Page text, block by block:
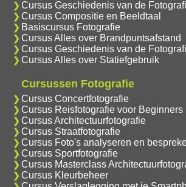
Cursus Geschiedenis van de
Cursus Compositie en Beeldtaal
Basiscursus Fotografie
Cursus Alles over Brandpuntsafstand
Cursus Geschiedenis van de
Cursus Alles over Statiefgebruik
Cursussen Fotografie
Cursus Concertfotografie
Cursus Reisfotografie voor Beginners
Cursus Architectuurfotografie
Cursus Straatfotografie
Cursus Foto's analyseren en
Cursus Sportfotografie
Cursus Masterclass
Cursus Kleurbeheer